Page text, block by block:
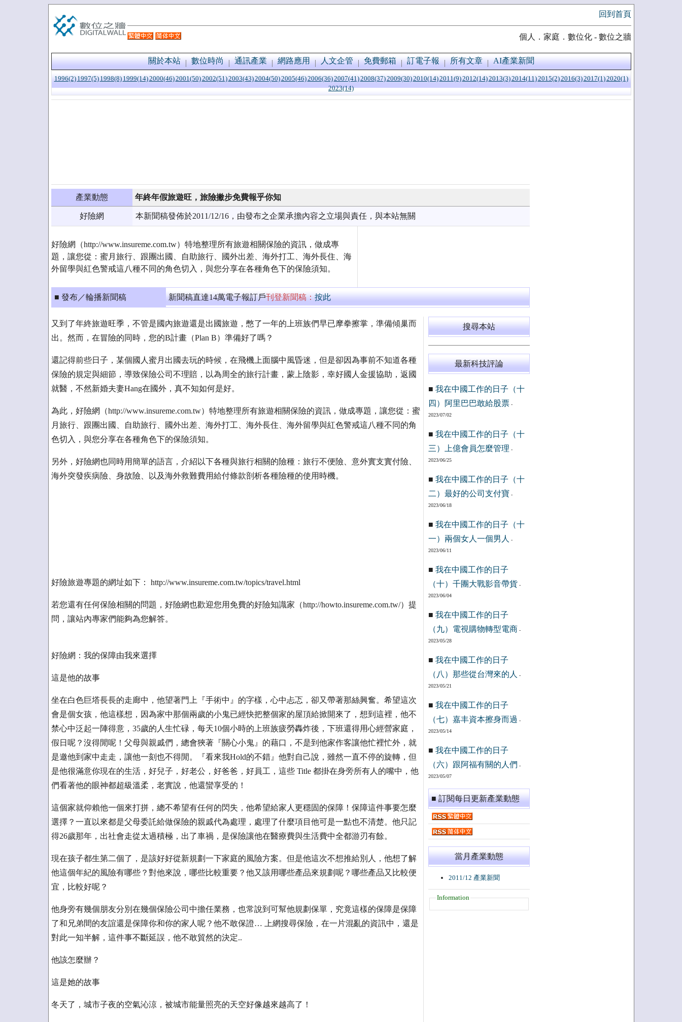
回到首頁
個人．家庭．數位化 - 數位之牆
關於本站 數位時尚 通訊產業 網路應用 人文企管 免費郵箱 訂電子報 所有文章 AI產業新聞
1996(2) 1997(5) 1998(8) 1999(14)2000(46)2001(50)2002(51)2003(43)2004(50)2005(46)2006(36)2007(41)2008(37)2009(30)2010(14)2011(9)2012(14)2013(3)2014(11)2015(2)2016(3)2017(1)2020(1)
2023(14)
產業動態 年終年假旅遊旺，旅險撇步免費報乎你知
好險網 本新聞稿發佈於2011/12/16，由發布之企業承擔內容之立場與責任，與本站無關
好險網（http://www.insureme.com.tw）特地整理所有旅遊相關保險的資訊，做成專
題，讓您從：蜜月旅行、跟團出國、自助旅行、國外出差、海外打工、海外長住、海
外留學與紅色警戒這八種不同的角色切入，與您分享在各種角色下的保險須知。
■ 發布／輪播新聞稿 新聞稿直達14萬電子報訂戶刊登新聞稿：按此
又到了年終旅遊旺季，不管是國內旅遊還是出國旅遊，憋了一年的上班族們早已摩拳擦掌，準備傾巢而
出。然而，在冒險的同時，您的B計畫（Plan B）準備好了嗎？
還記得前些日子，某個國人蜜月出國去玩的時候，在飛機上面腦中風昏迷，但是卻因為事前不知道各種
保險的規定與細節，導致保險公司不理賠，以為周全的旅行計畫，蒙上陰影，幸好國人金援協助，返國
就醫，不然新婚夫妻Hang在國外，真不知如何是好。
為此，好險網（http://www.insureme.com.tw）特地整理所有旅遊相關保險的資訊，做成專題，讓您從：蜜
月旅行、跟團出國、自助旅行、國外出差、海外打工、海外長住、海外留學與紅色警戒這八種不同的角
色切入，與您分享在各種角色下的保險須知。
另外，好險網也同時用簡單的語言，介紹以下各種與旅行相關的險種：旅行不便險、意外實支實付險、
海外突發疾病險、身故險、以及海外救難費用給付條款剖析各種險種的使用時機。
好險旅遊專題的網址如下： http://www.insureme.com.tw/topics/travel.html
若您還有任何保險相關的問題，好險網也歡迎您用免費的好險知識家（http://howto.insureme.com.tw/）提
問，讓站內專家們能夠為您解答。
好險網：我的保障由我來選擇
這是他的故事
坐在白色巨塔長長的走廊中，他望著門上『手術中』的字樣，心中忐忑，卻又帶著那絲興奮。希望這次
會是個女孩，他這樣想，因為家中那個兩歲的小鬼已經快把整個家的屋頂給掀開來了，想到這裡，他不
禁心中泛起一陣得意，35歲的人生忙碌，每天10個小時的上班族疲勞轟炸後，下班還得用心經營家庭，
假日呢？沒得閒呢！父母與親戚們，總會狹著『關心小鬼』的藉口，不是到他家作客讓他忙裡忙外，就
是邀他到家中走走，讓他一刻也不得閒。『看來我Hold的不錯』他對自己說，雖然一直不停的旋轉，但
是他很滿意你現在的生活，好兒子，好老公，好爸爸，好員工，這些 Title 都掛在身旁所有人的嘴中，他
們看著他的眼神都超級溫柔，老實說，他還蠻享受的！
這個家就仰賴他一個來打拼，總不希望有任何的閃失，他希望給家人更穩固的保障！保障這件事要怎麼
選擇？一直以來都是父母委託給做保險的親戚代為處理，處理了什麼項目他可是一點也不清楚。他只記
得26歲那年，出社會走從太過積極，出了車禍，是保險讓他在醫療費與生活費中全都游刃有餘。
現在孩子都生第二個了，是該好好從新規劃一下家庭的風險方案。但是他這次不想推給別人，他想了解
他這個年紀的風險有哪些？對他來說，哪些比較重要？他又該用哪些產品來規劃呢？哪些產品又比較便
宜，比較好呢？
他身旁有幾個朋友分別在幾個保險公司中擔任業務，也常說到可幫他規劃保單，究竟這樣的保障是保障
了和兄弟間的友誼還是保障你和你的家人呢？他不敢保證… 上網搜尋保險，在一片混亂的資訊中，還是
對此一知半解，這件事不斷延誤，他不敢貿然的決定..
他該怎麼辦？
這是她的故事
冬天了，城市子夜的空氣沁涼，被城市能量照亮的天空好像越來越高了！
搜尋本站
最新科技評論
■ 我在中國工作的日子（十
四）阿里巴巴敢給股票-
2023/07/02
■ 我在中國工作的日子（十
三）上億會員怎麼管理 -
2023/06/25
■ 我在中國工作的日子（十
二）最好的公司支付寶 -
2023/06/18
■ 我在中國工作的日子（十
一）兩個女人一個男人
-
2023/06/11
■ 我在中國工作的日子
（十）千團大戰影音帶貨 -
2023/06/04
■ 我在中國工作的日子
（九）電視購物轉型電商 -
2023/05/28
■ 我在中國工作的日子
（八）那些從台灣來的人
-
2023/05/21
■ 我在中國工作的日子
（七）嘉丰資本擦身而過 -
2023/05/14
■ 我在中國工作的日子
（六）跟阿福有關的人們 -
2023/05/07
■ 訂閱每日更新產業動態
當月產業動態
2011/12 產業新聞
Information